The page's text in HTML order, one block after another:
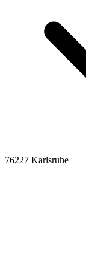
76227 Karlsruhe